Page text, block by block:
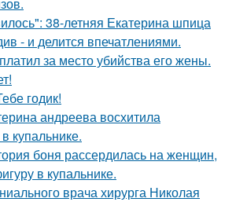
38-летняя Екатерина шпица
- и делится впечатлениями.
за место убийства его жены.
годик!
андреева восхитила
купальнике.
боня рассердилась на женщин,
в купальнике.
врача хирурга Николая